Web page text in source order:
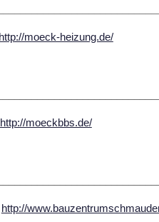
http://moeck-heizung.de/
http://moeckbbs.de/
http://